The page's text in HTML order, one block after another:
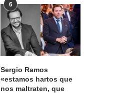
6
Sergio Ramos
«estamos hartos que
nos maltraten, que